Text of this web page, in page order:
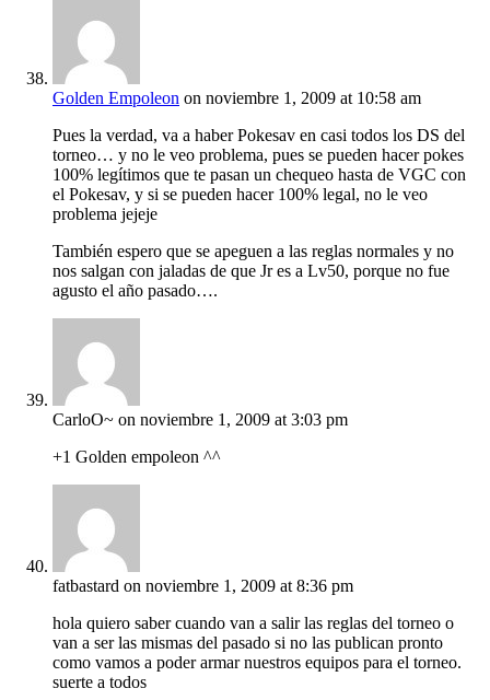
Golden Empoleon on noviembre 1, 2009 at 10:58 am
Pues la verdad, va a haber Pokesav en casi todos los DS del
torneo… y no le veo problema, pues se pueden hacer pokes
100% legítimos que te pasan un chequeo hasta de VGC con
el Pokesav, y si se pueden hacer 100% legal, no le veo
problema jejeje
También espero que se apeguen a las reglas normales y no
nos salgan con jaladas de que Jr es a Lv50, porque no fue
agusto el año pasado….
CarloO~ on noviembre 1, 2009 at 3:03 pm
+1 Golden empoleon ^^
fatbastard on noviembre 1, 2009 at 8:36 pm
hola quiero saber cuando van a salir las reglas del torneo o
van a ser las mismas del pasado si no las publican pronto
como vamos a poder armar nuestros equipos para el torneo.
suerte a todos